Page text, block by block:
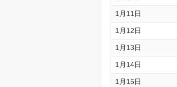
1月11日
1月12日
1月13日
1月14日
1月15日